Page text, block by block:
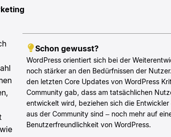
Schon gewusst?
WordPress orientiert sich bei der
noch stärker an den Bedürfnissen der
den letzten Core Updates von WordPress
Community gab, dass am tatsächlichen
entwickelt wird, beziehen sich die
aus der Community sind – noch mehr auf
Benutzerfreundlichkeit von WordPress.